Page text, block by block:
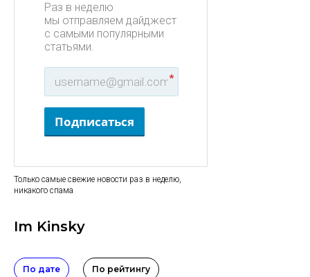
Раз в неделю
мы отправляем дайджест
с самыми популярными
статьями.
*
Подписаться
Только самые свежие новости раз в неделю,
никакого спама
Im Kinsky
По дате По рейтингу